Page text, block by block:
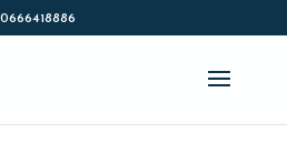
0666418886